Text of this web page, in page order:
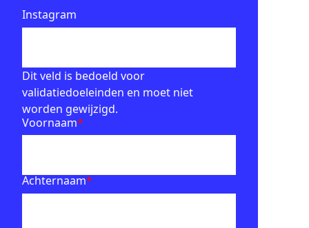
Instagram
Dit veld is bedoeld voor
validatiedoeleinden en moet niet
worden gewijzigd.
Voornaam*
Achternaam*